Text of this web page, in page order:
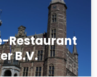
Restaurant
B.V.